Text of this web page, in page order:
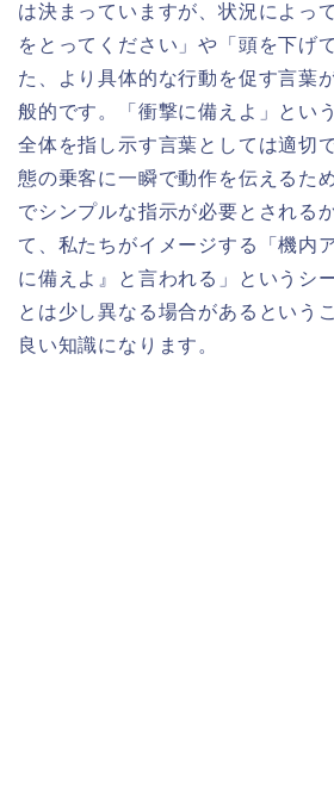
は決まっていますが、状況によっ
をとってください」や「頭を下げ
た、より具体的な行動を促す言葉
般的です。「衝撃に備えよ」とい
全体を指し示す言葉としては適切
態の乗客に一瞬で動作を伝えるた
でシンプルな指示が必要とされる
て、私たちがイメージする「機内
に備えよ』と言われる」というシ
とは少し異なる場合があるという
良い知識になります。